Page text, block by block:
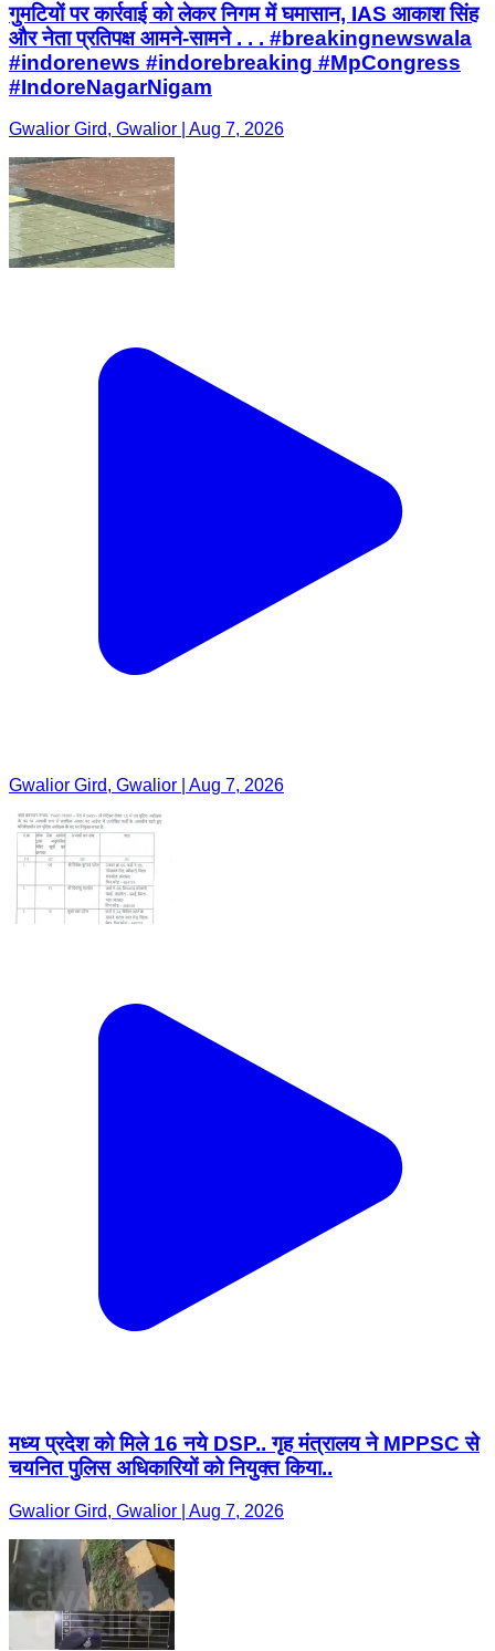
गुमटियों पर कार्रवाई को लेकर निगम में घमासान, IAS आकाश सिंह
और नेता प्रतिपक्ष आमने-सामने . . . #breakingnewswala
#indorenews #indorebreaking #MpCongress
#IndoreNagarNigam
Gwalior Gird, Gwalior | Aug 7, 2026
Gwalior Gird, Gwalior | Aug 7, 2026
मध्य प्रदेश को मिले 16 नये DSP.. गृह मंत्रालय ने MPPSC से
चयनित पुलिस अधिकारियों को नियुक्त किया..
Gwalior Gird, Gwalior | Aug 7, 2026